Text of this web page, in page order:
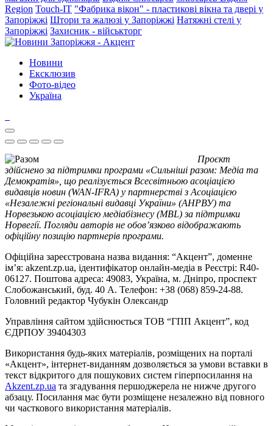
Region Touch-IT "Фабрика вікон" - пластикові вікна та двері у
Запоріжжі Штори та жалюзі у Запоріжжі Натяжні стелі у
Запоріжжі Захисник - військторг
Новини
Ексклюзив
Фото-відео
Україна
Проєкт
здійснено за підтримки програми «Сильніші разом: Медіа та
Демократія», що реалізується Всесвітньою асоціацією
видавців новин (WAN-IFRA) у партнерстві з Асоціацією
«Незалежні регіональні видавці України» (АНРВУ) та
Норвезькою асоціацією медіабізнесу (MBL) за підтримки
Норвегії. Погляди авторів не обов’язково відображають
офіційну позицію партнерів програми.
Офіційна зареєстрована назва видання: “Акцент”, доменне
ім’я: akzent.zp.ua, ідентифікатор онлайн-медіа в Реєстрі: R40-
06127. Поштова адреса: 49083, Україна, м. Дніпро, проспект
Слобожанський, буд. 40 А. Телефон: +38 (068) 859-24-88.
Головний редактор Чубукін Олександр
Управління сайтом здійснюється ТОВ “ГПП Акцент”, код
ЄДРПОУ 39404303
Використання будь-яких матеріалів, розміщених на порталі
«Акцент», інтернет-виданням дозволяється за умови вставки в
текст відкритого для пошукових систем гіперпосилання на
Akzent.zp.ua та згадування першоджерела не нижче другого
абзацу. Посилання має бути розміщене незалежно від повного
чи часткового використання матеріалів.